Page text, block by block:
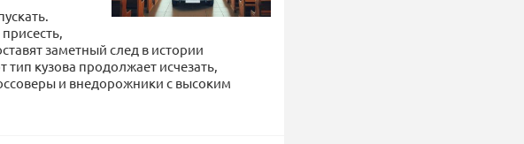
заметный след в истории
кузова продолжает исчезать,
и внедорожники с высоким